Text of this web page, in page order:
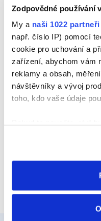
Zodpovědné používání
My a naši 1022 partneři
např. číslo IP) pomocí
cookie pro uchování a
zařízení, abychom vám
reklamy a obsah,
návštěvníky a vývoj
toho, kdo vaše údaje
poloze, které
Identifikovali
skenování pro
Zjistěte více o tom, jak
Svůj souhlas můžete
Jméno
E-mail
Webová stránka